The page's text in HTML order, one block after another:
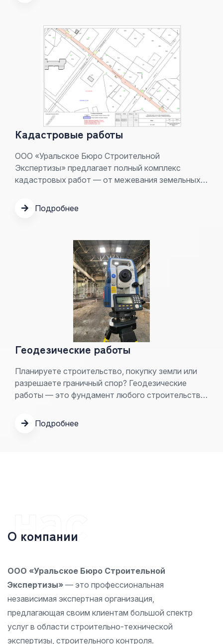
Кадастровые работы
ООО «Уральское Бюро Строительной
Экспертизы» предлагает полный комплекс
кадастровых работ — от межевания земельных
недвижимостью. Мы помогаем узаконить и
оформить права на объекты недвижимости в
Работаем с 2017 года и специализируемся на
сложных кадастровых случаях.
Подробнее
Геодезические работы
Планируете строительство, покупку земли или
разрешаете граничный спор? Геодезические
работы — это фундамент любого строительства
ООО «Уральское Бюро Строительной
Экспертизы» с 2017 года выполняет полный
Подробнее
О компании
ООО «Уральское Бюро Строительной
Экспертизы» — это профессиональная
независимая экспертная организация,
предлагающая своим клиентам большой спектр
услуг в области строительно-технической
экспертизы, строительного контроля.